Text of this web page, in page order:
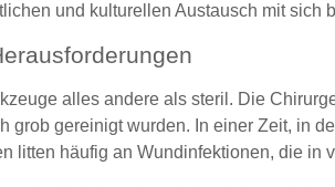
und kulturellen Austausch mit sich
alles andere als steril. Die
gereinigt wurden. In einer Zeit, in
litten häufig an Wundinfektionen, die in